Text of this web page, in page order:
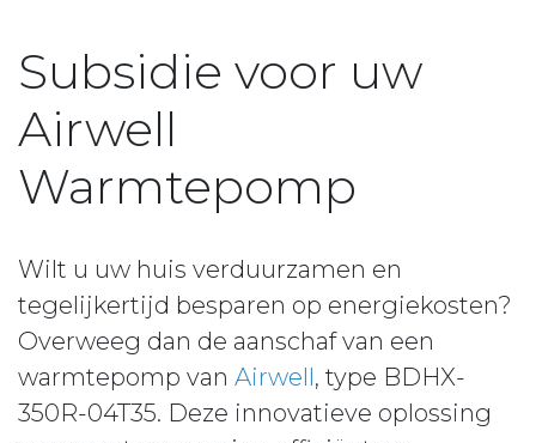
Subsidie voor uw
Airwell
Warmtepomp
Wilt u uw huis verduurzamen en
tegelijkertijd besparen op energiekosten?
Overweeg dan de aanschaf van een
warmtepomp van Airwell, type BDHX-
350R-04T35. Deze innovatieve oplossing